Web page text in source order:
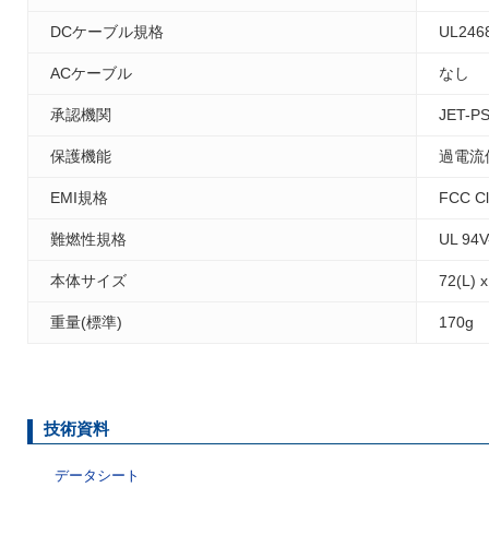
DCケーブル規格
ACケーブル なし
承認機関 JET-
保護機能 過電流
EMI規格 FCC
難燃性規格 UL
本体サイズ 72(L)
重量(標準) 170g
技術資料
データシート